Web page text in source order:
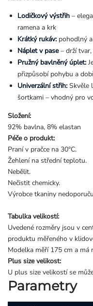
Lodičkový výstřih –
ramena a krk
Krátký rukáv: pohodlný
Náplet v pase– drží
Pružný bavlněný úplet:
přizpůsobí pohybu a
Univerzální střih: Skvěle
šortkami – vhodný pro
Složení:
92% bavlna, 8% elastan
Péče o produkt:
Praní v pračce na 30°C.
Žehlení na střední teplotu.
Nebělit.
Nečistit chemicky.
Výrobce tkaniny
Tabulka velikostí:
Uvedené rozměry jsou v
produktu měřeného v
Modelka měří 175 cm a má
Plus size velikost:
U plus size velikostí se
Parametry